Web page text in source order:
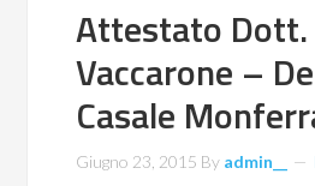
Attestato
Vaccarone –
Casale
Giugno 23, 2015 By admin__